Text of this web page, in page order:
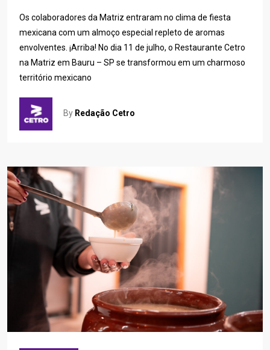
Os colaboradores da Matriz entraram no clima de fiesta
mexicana com um almoço especial repleto de aromas
envolventes. ¡Arriba! No dia 11 de julho, o Restaurante Cetro
na Matriz em Bauru – SP se transformou em um charmoso
território mexicano
By Redação Cetro